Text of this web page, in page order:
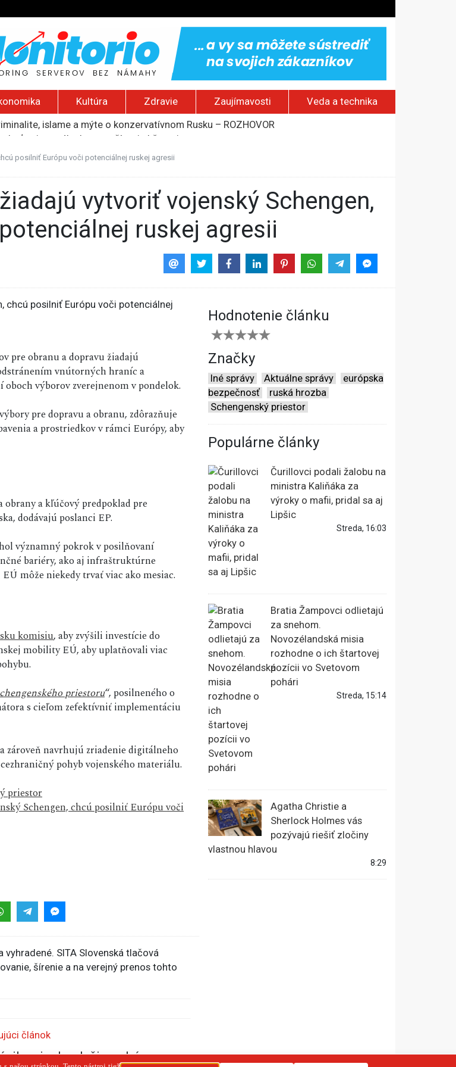
Kultúra Zdravie Zaujímavosti Veda a technika
islame a mýte o konzervatívnom Rusku – ROZHOVOR
sexuálneho zneužívania kňazmi
s dronom pri ukrajinskom lietadle
posilniť Európu voči potenciálnej ruskej agresii
ruskej agresii
pre obranu a dopravu žiadajú
vnútorných hraníc a
výborov zverejnenom v pondelok.
pre dopravu a obranu, zdôrazňuje
a prostriedkov v rámci Európy, aby
obrany a kľúčový predpoklad pre
dodávajú poslanci EP.
významný pokrok v posilňovaní
bariéry, ako aj infraštruktúrne
môže niekedy trvať viac ako mesiac.
komisiu, aby zvýšili investície do
mobility EÚ, aby uplatňovali viac
priestoru“, posilneného o
s cieľom zefektívniť implementáciu
zároveň navrhujú zriadenie digitálneho
pohyb vojenského materiálu.
priestor
Schengen, chcú posilniť Európu voči
Hodnotenie článku
Značky
Iné správy Aktuálne správy
európska
bezpečnosť
ruská hrozba
Schengenský priestor
Populárne články
Čurillovci podali žalobu na
ministra Kaliňáka za
výroky o mafii, pridal sa aj
Lipšic
Streda, 16:03
Bratia Žampovci odlietajú
za snehom.
Novozélandská misia
rozhodne o ich štartovej
pozícii vo Svetovom
pohári
Streda, 15:14
Agatha Christie a
Sherlock Holmes vás
pozývajú riešiť zločiny
vlastnou hlavou
8:29
SITA Slovenská tlačová
šírenie a na verejný prenos tohto
článok
dvoch žien v Iráne